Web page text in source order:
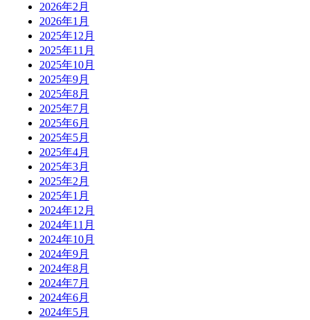
2026年2月
2026年1月
2025年12月
2025年11月
2025年10月
2025年9月
2025年8月
2025年7月
2025年6月
2025年5月
2025年4月
2025年3月
2025年2月
2025年1月
2024年12月
2024年11月
2024年10月
2024年9月
2024年8月
2024年7月
2024年6月
2024年5月